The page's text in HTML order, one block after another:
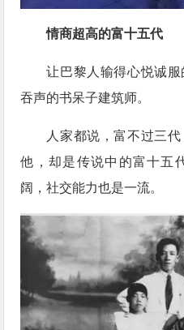
情商超高的富十五代
让巴黎人输得心悦诚
吞声的书呆子建筑师。
人家都说，富不过三
他，却是传说中的富十五
阔，社交能力也是一流。